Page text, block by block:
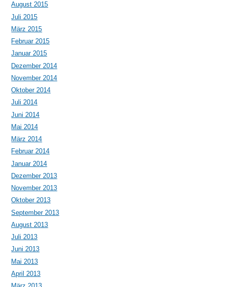
August 2015
Juli 2015
März 2015
Februar 2015
Januar 2015
Dezember 2014
November 2014
Oktober 2014
Juli 2014
Juni 2014
Mai 2014
März 2014
Februar 2014
Januar 2014
Dezember 2013
November 2013
Oktober 2013
September 2013
August 2013
Juli 2013
Juni 2013
Mai 2013
April 2013